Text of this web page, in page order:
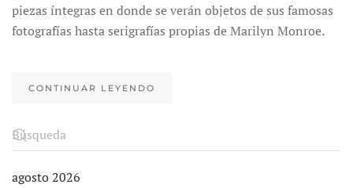
piezas íntegras en donde se verán objetos de sus famosas
fotografías hasta serigrafías propias de Marilyn Monroe.
CONTINUAR LEYENDO
agosto 2026